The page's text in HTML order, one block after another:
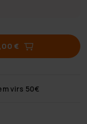
€
virs 50€